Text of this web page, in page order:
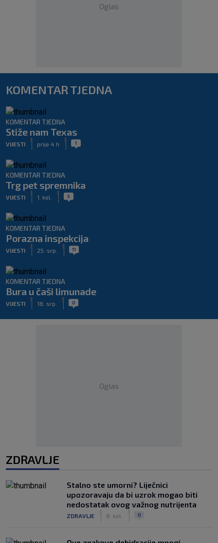
Oglas
KOMENTAR TJEDNA
KOMENTAR TJEDNA
Stiže nam Texas
VIJESTI prije 4 h 1
KOMENTAR TJEDNA
Trg pet spremnika
VIJESTI 1. kol. 5
KOMENTAR TJEDNA
Porazna inspekcija
VIJESTI 25. srp. 11
KOMENTAR TJEDNA
Bura u čaši limunade
VIJESTI 18. srp. 0
Oglas
ZDRAVLJE
Stalno ste umorni? Liječnici
upozoravaju da bi uzrok mogao biti
nedostatak ovog važnog nutrijenta
ZDRAVLJE 8. kol. 0